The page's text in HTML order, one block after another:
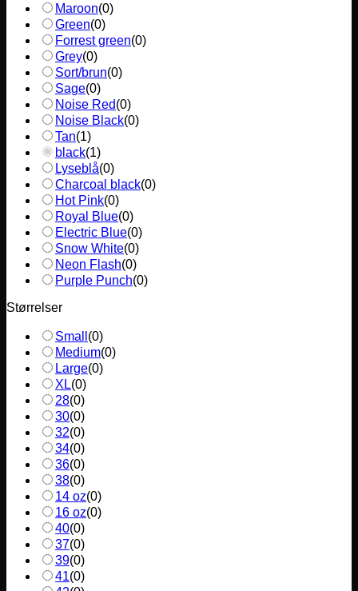
Maroon(0)
Green(0)
Forrest green(0)
Grey(0)
Sort/brun(0)
Sage(0)
Noise Red(0)
Noise Black(0)
Tan(1)
black(1)
Lyseblå(0)
Charcoal black(0)
Hot Pink(0)
Royal Blue(0)
Electric Blue(0)
Snow White(0)
Neon Flash(0)
Purple Punch(0)
Størrelser
Small (0)
Medium(0)
Large(0)
XL(0)
28(0)
30(0)
32(0)
34(0)
36(0)
38(0)
14 oz(0)
16 oz(0)
40(0)
37(0)
39(0)
41(0)